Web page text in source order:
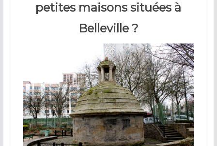
petites maisons situées à
Belleville ?